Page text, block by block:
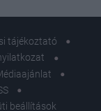
tájékoztató
beállítások